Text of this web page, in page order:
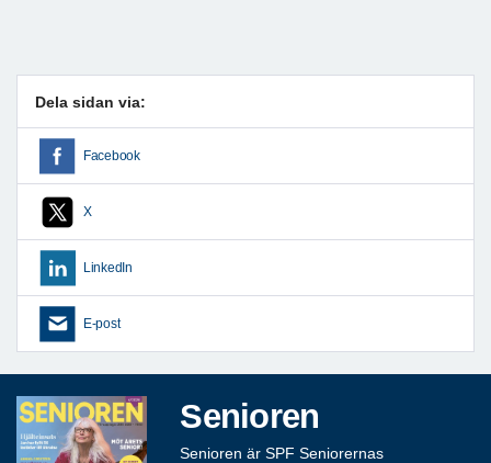
Dela sidan via:
Facebook
X
LinkedIn
E-post
Senioren
Senioren är SPF Seniorernas